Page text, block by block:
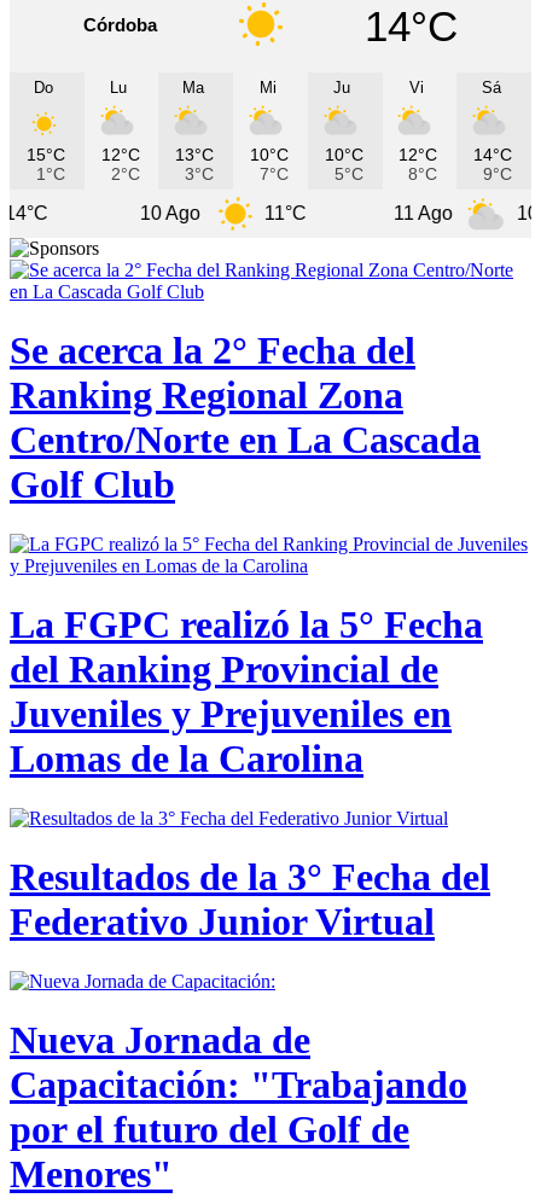
Córdoba 14°C
Do
15°C
1°C
Lu
12°C
2°C
Ma
13°C
3°C
Mi
10°C
7°C
Ju
10°C
5°C
Vi
12°C
8°C
Sá
14°C
9°C
11°C 10°C
Se acerca la 2° Fecha del
Ranking Regional Zona
Centro/Norte en La Cascada
Golf Club
La FGPC realizó la 5° Fecha
del Ranking Provincial de
Juveniles y Prejuveniles en
Lomas de la Carolina
Resultados de la 3° Fecha del
Federativo Junior Virtual
Nueva Jornada de
Capacitación: "Trabajando
por el futuro del Golf de
Menores"